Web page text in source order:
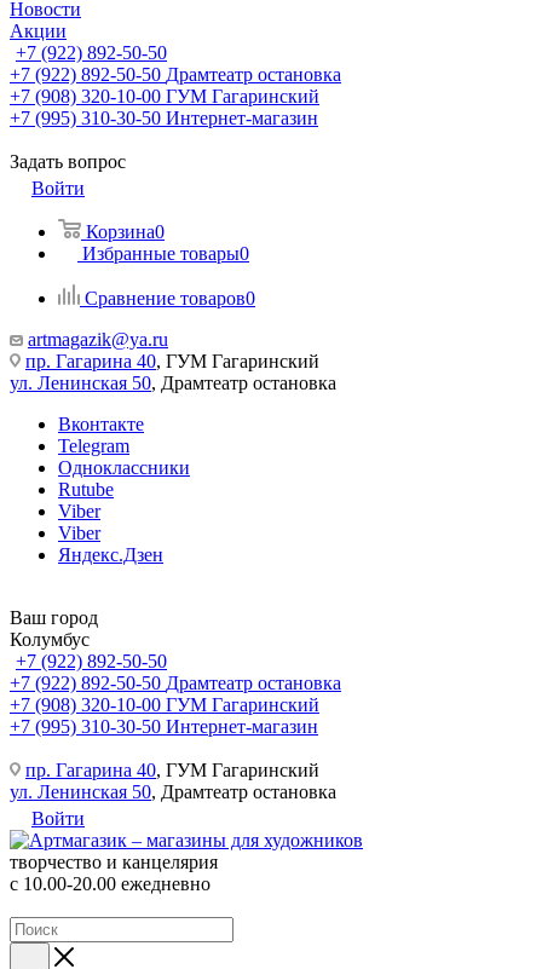
Новости
Акции
+7 (922) 892-50-50
+7 (922) 892-50-50 Драмтеатр остановка
+7 (908) 320-10-00 ГУМ Гагаринский
+7 (995) 310-30-50 Интернет-магазин
Задать вопрос
Войти
Корзина0
Избранные товары0
Сравнение товаров0
artmagazik@ya.ru
пр. Гагарина 40, ГУМ Гагаринский
ул. Ленинская 50, Драмтеатр остановка
Вконтакте
Telegram
Одноклассники
Rutube
Viber
Viber
Яндекс.Дзен
Ваш город
Колумбус
+7 (922) 892-50-50
+7 (922) 892-50-50 Драмтеатр остановка
+7 (908) 320-10-00 ГУМ Гагаринский
+7 (995) 310-30-50 Интернет-магазин
пр. Гагарина 40, ГУМ Гагаринский
ул. Ленинская 50, Драмтеатр остановка
Войти
творчество и канцелярия
с 10.00-20.00 ежедневно